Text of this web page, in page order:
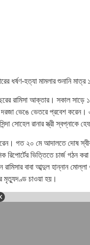
ধর্ষণ-হত্যা মামলার শুনানি
রামিসা আক্তার। সকাল
দরজা ভেঙে ভেতরে প্রবেশ
সোহেল রানার স্ত্রী
করেন। গত ২০ মে আদালতে দোষ
ভিত্তিতে চার্জ গঠন
রামিসার বাবা আব্দুল
মৃত্যুদণ্ড চাওয়া হয়।